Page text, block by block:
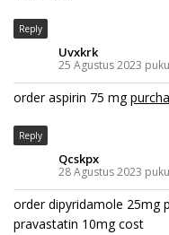
Reply
Uvxkrk
25 Agustus 2023
order aspirin 75 mg
Reply
Qcskpx
28 Agustus 2023
order dipyridamole 25mg
pravastatin 10mg cost